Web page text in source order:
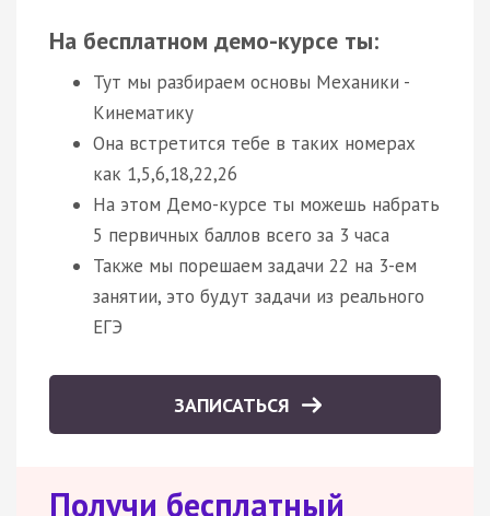
На бесплатном демо-курсе ты:
Тут мы разбираем основы Механики -
Кинематику
Она встретится тебе в таких номерах
как 1,5,6,18,22,26
На этом Демо-курсе ты можешь набрать
5 первичных баллов всего за 3 часа
Также мы порешаем задачи 22 на 3-ем
занятии, это будут задачи из реального
ЕГЭ
ЗАПИСАТЬСЯ
Получи бесплатный